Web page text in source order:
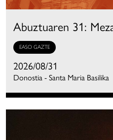
Abuztuaren 31:
EASO GAZTE
2026/08/31
Donostia - Santa Maria Basilika